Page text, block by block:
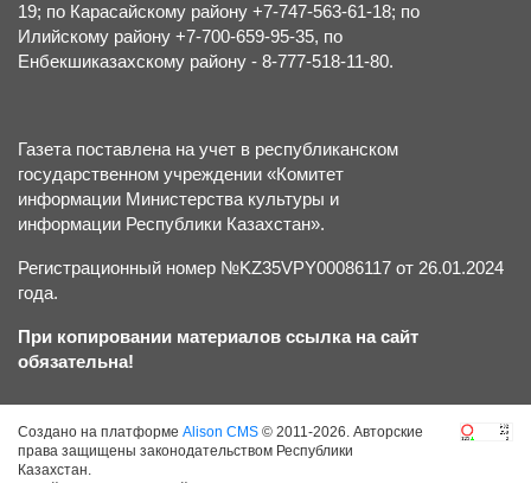
19; по Карасайскому району +7-747-563-61-18; по
Илийскому району +7-700-659-95-35, по
Енбекшиказахскому району - 8-777-518-11-80.
Газета поставлена на учет в республиканском
государственном учреждении «Комитет
информации Министерства культуры и
информации Республики Казахстан».
Регистрационный номер №KZ35VPY00086117 от 26.01.2024
года.
При копировании материалов ссылка на сайт
обязательна!
Создано на платформе Alison CMS © 2011-2026. Авторские
права защищены законодательством Республики
Казахстан.